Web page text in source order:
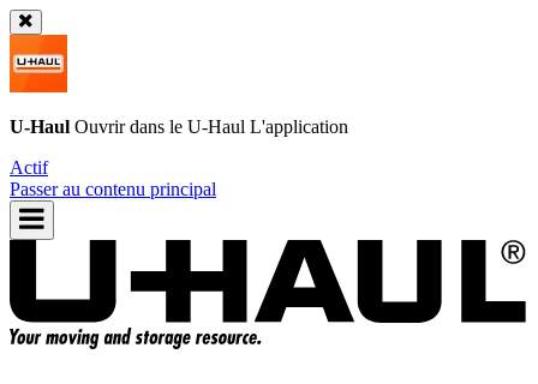
U-Haul Ouvrir dans le U-Haul L'application
Actif
Passer au contenu principal